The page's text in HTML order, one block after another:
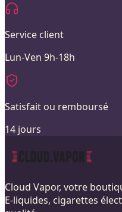
Service client
Lun-Ven 9h-18h
Satisfait ou remboursé
14 jours
Cloud Vapor, votre
E-liquides, cigarettes